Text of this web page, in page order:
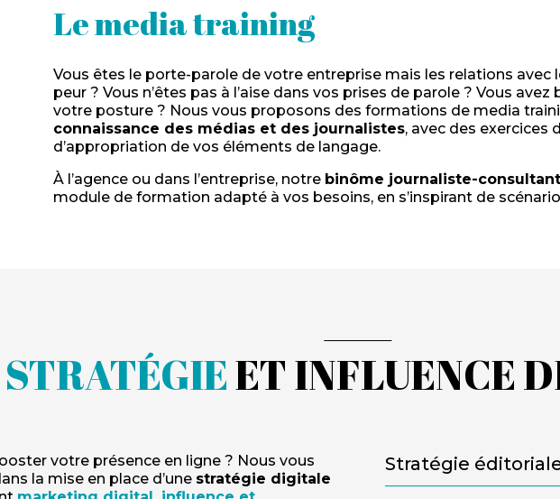
Le media training
Vous êtes le porte-parole de votre entreprise mais les relations avec
peur ? Vous n’êtes pas à l’aise dans vos prises de parole ? Vous
votre posture ? Nous vous proposons des formations de media
connaissance des médias et des journalistes, avec des exercices
d’appropriation de vos éléments de langage.
À l’agence ou dans l’entreprise, notre binôme journaliste-consultant
module de formation adapté à vos besoins, en s’inspirant de
STRATÉGIEET INFLUENCE
votre présence en ligne ? Nous vous
la mise en place d’une stratégie digitale
Stratégie